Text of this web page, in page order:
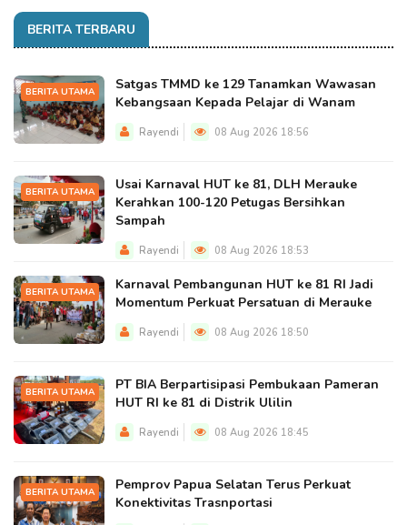
BERITA TERBARU
BERITA UTAMA
Satgas TMMD ke 129 Tanamkan Wawasan
Kebangsaan Kepada Pelajar di Wanam
Rayendi 08 Aug 2026 18:56
BERITA UTAMA
Usai Karnaval HUT ke 81, DLH Merauke
Kerahkan 100-120 Petugas Bersihkan
Sampah
Rayendi 08 Aug 2026 18:53
BERITA UTAMA
Karnaval Pembangunan HUT ke 81 RI Jadi
Momentum Perkuat Persatuan di Merauke
Rayendi 08 Aug 2026 18:50
BERITA UTAMA
PT BIA Berpartisipasi Pembukaan Pameran
HUT RI ke 81 di Distrik Ulilin
Rayendi 08 Aug 2026 18:45
BERITA UTAMA
Pemprov Papua Selatan Terus Perkuat
Konektivitas Trasnportasi